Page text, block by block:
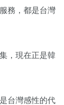
務，都是台灣
，現在正是韓
台灣感性的代